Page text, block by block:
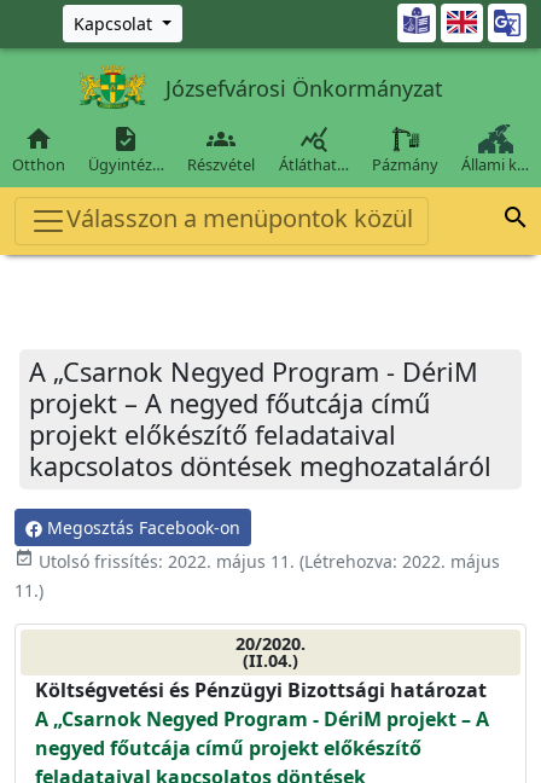
Ugrás a fő tartalomra
Kapcsolat 
Józsefvárosi Önkormányzat

Otthon

Ügyintéz…

Részvétel

Átláthat… Pázmány Állami k…
Válasszon a menüpontok közül 
A „Csarnok Negyed Program - DériM
projekt – A negyed főutcája című
projekt előkészítő feladataival
kapcsolatos döntések meghozataláról
Megosztás Facebook-on
event_available Utolsó frissítés: 2022. május 11. (Létrehozva: 2022. május
11.)
20/2020.
(II.04.)
Költségvetési és Pénzügyi Bizottsági határozat
A „Csarnok Negyed Program - DériM projekt – A
negyed főutcája című projekt előkészítő
feladataival kapcsolatos döntések